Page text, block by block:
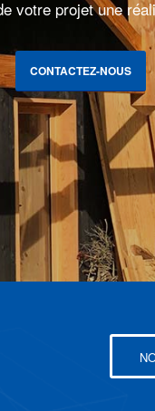
quotidien avec
CONTACTEZ-NOUS